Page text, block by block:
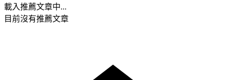
載入推薦文章中...
目前沒有推薦文章